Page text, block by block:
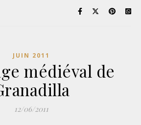
JUIN 2011
médiéval de
12/06/2011